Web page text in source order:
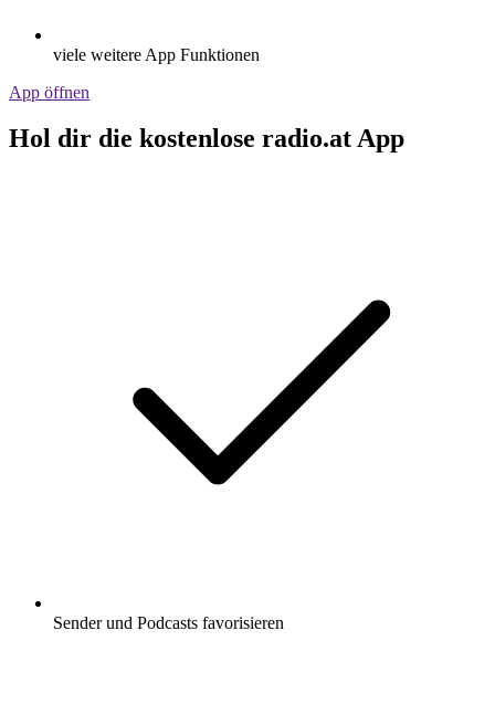
viele weitere App Funktionen
App öffnen
Hol dir die kostenlose radio.at App
Sender und Podcasts favorisieren